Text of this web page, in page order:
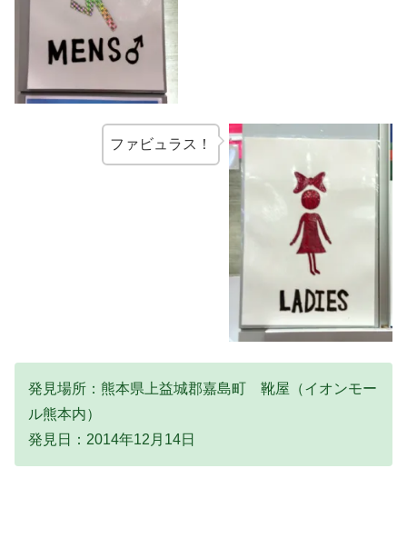
ファビュラス！
発見場所：熊本県上益城郡嘉島町 靴屋（イオンモー
ル熊本内）
発見日：2014年12月14日